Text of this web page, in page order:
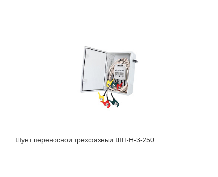
Шунт переносной трехфазный ШП-Н-3-250